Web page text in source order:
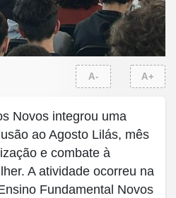
A- A+
Novos integrou uma
ao Agosto Lilás, mês
e combate à
A atividade ocorreu na
Fundamental Novos